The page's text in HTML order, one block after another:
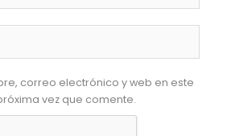
correo electrónico y web en este
vez que comente.